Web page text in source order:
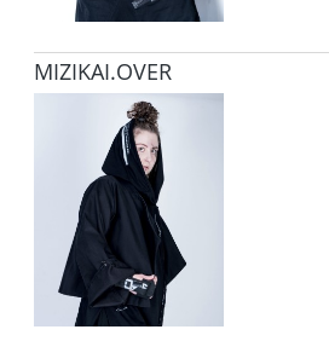
MIZIKAI.OVER